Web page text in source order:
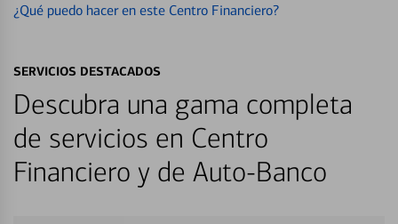
¿Qué puedo hacer en este Centro Financiero?
SERVICIOS DESTACADOS
Descubra una gama completa
de servicios en Centro
Financiero y de Auto-Banco